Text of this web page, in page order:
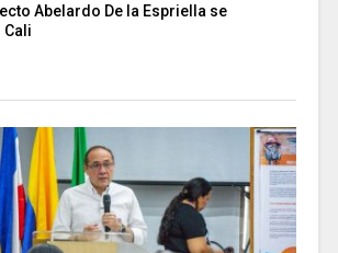
Abelardo De la Espriella se
Cali